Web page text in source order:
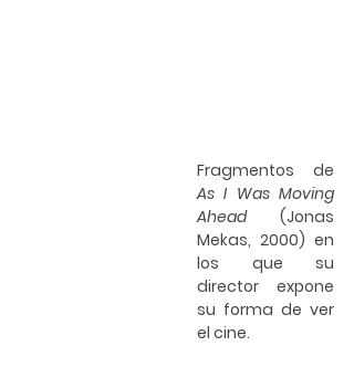
As I Was Moving
Ahead (Jonas
Mekas, 2000) en
los que su
director expone
su forma de ver
el cine.